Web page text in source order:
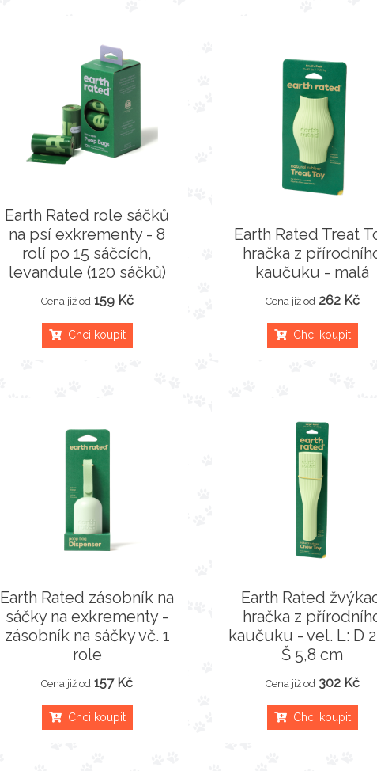
Earth Rated role sáčků
na psí exkrementy - 8
rolí po 15 sáčcích,
levandule (120 sáčků)
Cena již od 159 Kč
Chci koupit
Earth Rated Treat
hračka z
kaučuku - malá
Cena již od 262 Kč
Chci koupit
Earth Rated zásobník na
sáčky na exkrementy -
zásobník na sáčky vč. 1
role
Cena již od 157 Kč
Chci koupit
Earth Rated
hračka z
kaučuku - vel. L: D
Š 5,8 cm
Cena již od 302 Kč
Chci koupit